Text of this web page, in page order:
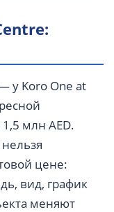
у Koro One at
млн AED.
цене:
вид, график
меняют